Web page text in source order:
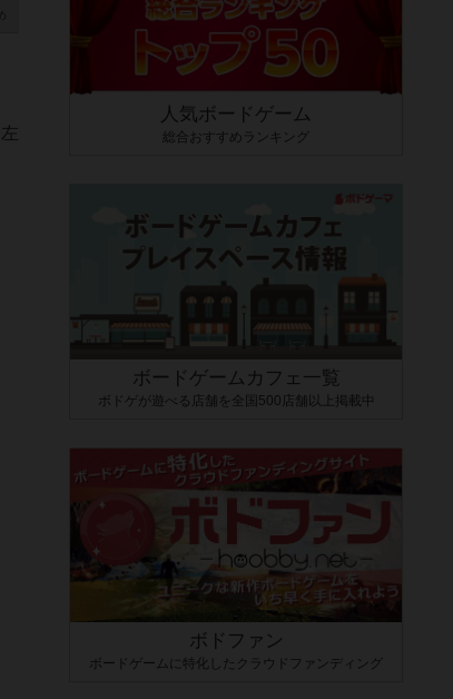
人気ボードゲーム
総合おすすめランキング
ボードゲームカフェ一覧
ボドゲが遊べる店舗を全国500店舗以上掲載中
ボドファン
ボードゲームに特化したクラウドファンディング